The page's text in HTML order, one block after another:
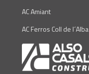
AC Amiant
AC Ferros Coll de l´Alba